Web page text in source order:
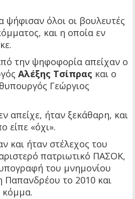
ψήφισαν όλοι οι βουλευτές
και η οποία εν
την ψηφοφορία απείχαν ο
Αλέξης Τσίπρας και ο
Γεώργιος
απείχε, ήταν ξεκάθαρη, και
είπε «όχι».
και ήταν στέλεχος του
πατριωτικό ΠΑΣΟΚ,
του μνημονίου
Παπανδρέου το 2010 και